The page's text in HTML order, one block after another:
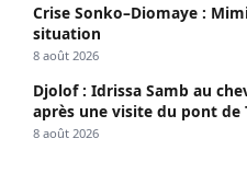
Crise Sonko–Diomaye :
situation
8 août 2026
Djolof : Idrissa Samb au
après une visite du pont de
8 août 2026